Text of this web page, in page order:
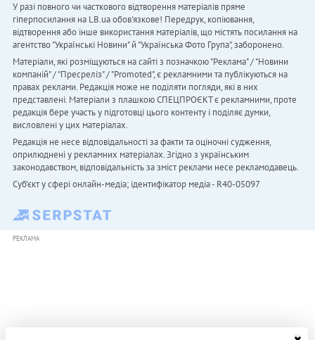
У разі повного чи часткового відтворення матеріалів пряме
гіперпосилання на LB.ua обов'язкове! Передрук, копіювання,
відтворення або інше використання матеріалів, що містять посилання на
агентство "Українськi Новини" й "Українська Фото Група", заборонено.
Матеріали, які розміщуються на сайті з позначкою "Реклама" / "Новини
компаній" / "Пресреліз" / "Promoted", є рекламними та публікуються на
правах реклами. Редакція може не поділяти погляди, які в них
представлені. Матеріали з плашкою СПЕЦПРОЄКТ є рекламними, проте
редакція бере участь у підготовці цього контенту і поділяє думки,
висловлені у цих матеріалах.
Редакція не несе відповідальності за факти та оціночні судження,
оприлюднені у рекламних матеріалах. Згідно з українським
законодавством, відповідальність за зміст реклами несе рекламодавець.
Cуб'єкт у сфері онлайн-медіа; ідентифікатор медіа - R40-05097
РЕКЛАМА